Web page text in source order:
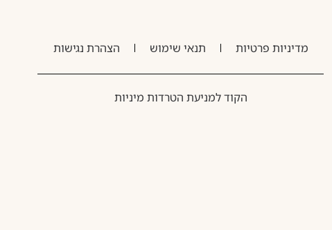
מדיניות פרטיות תנאי שימוש הצהרת נגישות
הקוד למניעת הטרדות מיניות